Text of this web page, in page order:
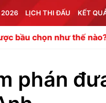
2026 LỊCH THI ĐẤU KẾT
thế nào? FIFA lập
phán